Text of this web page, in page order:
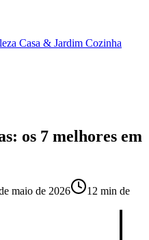
Casa & Jardim Cozinha
os 7 melhores em
maio de 2026
12 min de